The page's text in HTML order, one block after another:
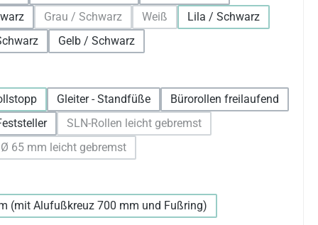
Grau / Schwarz
(Diese Option ist zurzeit nicht verfügbar.)
Weiß
(Diese Option ist zurzeit nicht
Lila / Schwarz
Gelb / Schwarz
Gleiter - Standfüße
Bürorollen freilaufend
SLN-Rollen leicht gebremst
(Diese Option ist zurzeit nicht verfügbar.)
65 mm leicht gebremst
(Diese Option ist zurzeit nicht verfügbar.)
(mit Alufußkreuz 700 mm und Fußring)